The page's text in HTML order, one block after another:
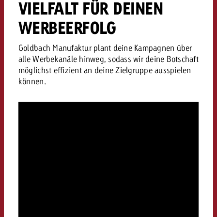
Medialeistungswerte.
VIELFALT FÜR DEINEN
WERBEERFOLG
Goldbach Manufaktur plant deine Kampagnen über
alle Werbekanäle hinweg, sodass wir deine Botschaft
möglichst effizient an deine Zielgruppe ausspielen
können.